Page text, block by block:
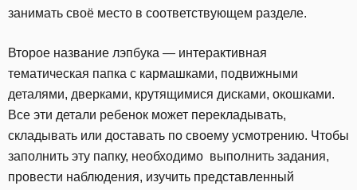
занимать своё место в соответствующем разделе.
Второе название лэпбука — интерактивная
тематическая папка с кармашками, подвижными
деталями, дверками, крутящимися дисками, окошками.
Все эти детали ребенок может перекладывать,
складывать или доставать по своему усмотрению. Чтобы
заполнить эту папку, необходимо выполнить задания,
провести наблюдения, изучить представленный